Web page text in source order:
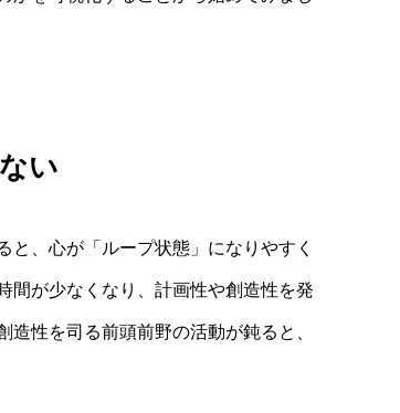
い
、心が「ループ状態」になりやすく
間が少なくなり、計画性や創造性を発
性を司る前頭前野の活動が鈍ると、